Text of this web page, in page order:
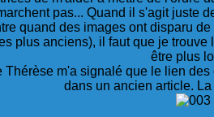
pas... Quand il s'agit juste
quand des images ont disparu
plus anciens), il faut que je trouve
être plus
Thérèse m'a signalé que le lien
dans un ancien article.